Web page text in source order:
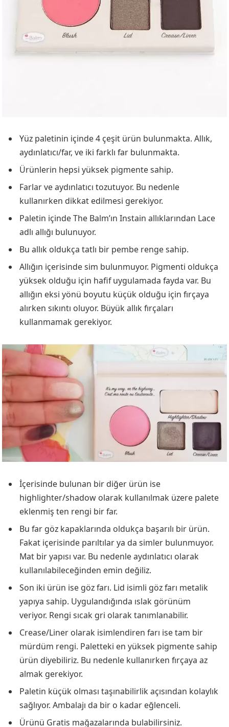
Yüz paletinin içinde 4 çeşit ürün bulunmakta. Allık,
aydınlatıcı/far, ve iki farklı far bulunmakta.
Ürünlerin hepsi yüksek pigmente sahip.
Farlar ve aydınlatıcı tozutuyor. Bu nedenle
kullanırken dikkat edilmesi gerekiyor.
Paletin içinde The Balm’ın Instain allıklarından Lace
adlı allığı bulunuyor.
Bu allık oldukça tatlı bir pembe renge sahip.
Allığın içerisinde sim bulunmuyor. Pigmenti oldukça
yüksek olduğu için hafif uygulamada fayda var. Bu
allığın eksi yönü boyutu küçük olduğu için fırçaya
alırken sıkıntı oluyor. Büyük allık fırçaları
kullanmamak gerekiyor.
İçerisinde bulunan bir diğer ürün ise
highlighter/shadow olarak kullanılmak üzere palete
eklenmiş ten rengi bir far.
Bu far göz kapaklarında oldukça başarılı bir ürün.
Fakat içerisinde parıltılar ya da simler bulunmuyor.
Mat bir yapısı var. Bu nedenle aydınlatıcı olarak
kullanılabileceğinden emin değiliz.
Son iki ürün ise göz farı. Lid isimli göz farı metalik
yapıya sahip. Uygulandığında ıslak görünüm
veriyor. Rengi sıcak gri olarak tanımlanabilir.
Crease/Liner olarak isimlendiren farı ise tam bir
mürdüm rengi. Paletteki en yüksek pigmente sahip
ürün diyebiliriz. Bu nedenle kullanırken fırçaya az
almak gerekiyor.
Paletin küçük olması taşınabilirlik açısından kolaylık
sağlıyor. Ambalajı da bir o kadar eğlenceli.
Ürünü Gratis mağazalarında bulabilirsiniz.